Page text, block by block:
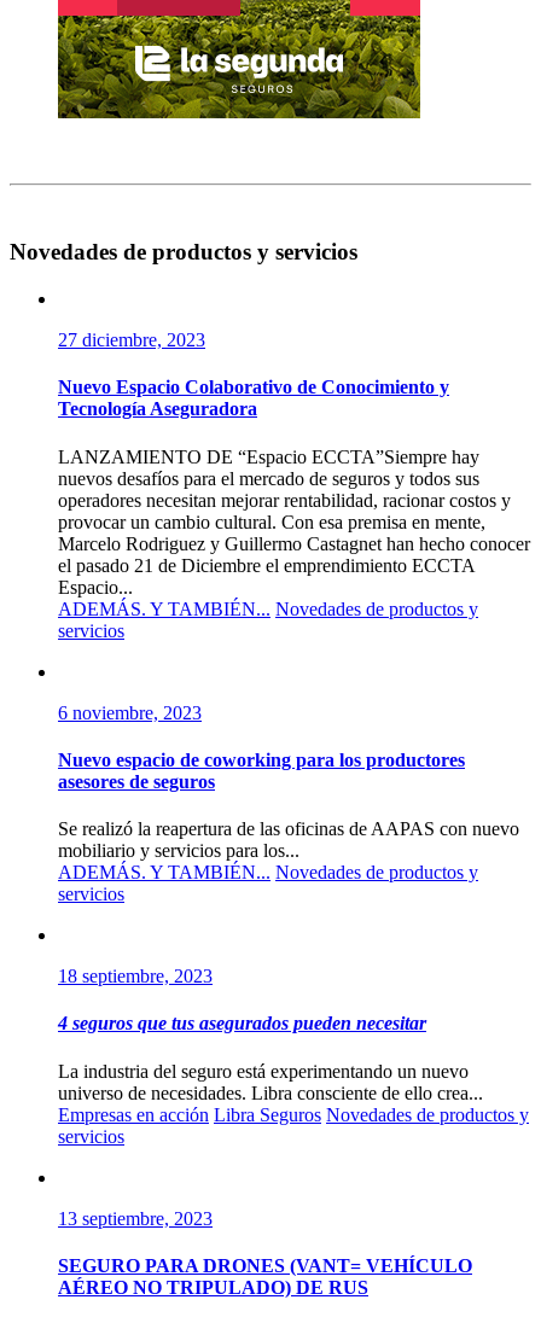
Novedades de productos y servicios
27 diciembre, 2023
Nuevo Espacio Colaborativo de Conocimiento y
Tecnología Aseguradora
LANZAMIENTO DE “Espacio ECCTA”Siempre hay
nuevos desafíos para el mercado de seguros y todos sus
operadores necesitan mejorar rentabilidad, racionar costos y
provocar un cambio cultural. Con esa premisa en mente,
Marcelo Rodriguez y Guillermo Castagnet han hecho conocer
el pasado 21 de Diciembre el emprendimiento ECCTA
Espacio...
ADEMÁS. Y TAMBIÉN... Novedades de productos y
servicios
6 noviembre, 2023
Nuevo espacio de coworking para los productores
asesores de seguros
Se realizó la reapertura de las oficinas de AAPAS con nuevo
mobiliario y servicios para los...
ADEMÁS. Y TAMBIÉN... Novedades de productos y
servicios
18 septiembre, 2023
4 seguros que tus asegurados pueden necesitar
La industria del seguro está experimentando un nuevo
universo de necesidades. Libra consciente de ello crea...
Empresas en acción Libra Seguros Novedades de productos y
servicios
13 septiembre, 2023
SEGURO PARA DRONES (VANT= VEHÍCULO
AÉREO NO TRIPULADO) DE RUS